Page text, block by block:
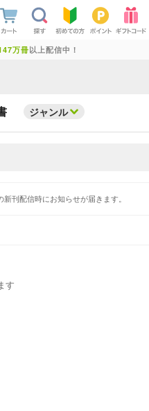
万冊以上配信中！
ジャンル
新刊配信時にお知らせが届きます。
す